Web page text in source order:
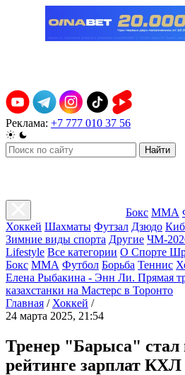
Реклама: +7 777 010 37 56
Найти
Бокс ММА
Хоккей Шахматы Футзал Дзюдо
Зимние виды спорта Другие ЧМ-
Lifestyle Все категории О Спорте
Бокс ММА Футбол Борьба Теннис
Елена Рыбакина - Энн Ли. Прямая
казахстанки на Мастерс в Торонто
Главная / Хоккей /
24 марта 2025, 21:54
Тренер "Барыса" стал
рейтинге зарплат КХЛ